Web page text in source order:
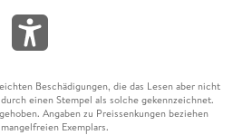
Beschädigungen, die das Lesen aber nicht
einen Stempel als solche gekennzeichnet.
Angaben zu Preissenkungen beziehen
Exemplars.